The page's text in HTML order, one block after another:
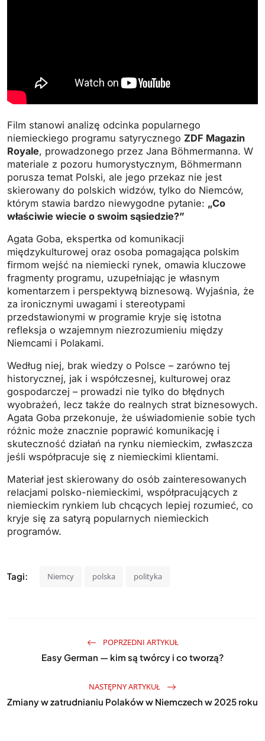
Film stanowi analizę odcinka popularnego
niemieckiego programu satyrycznego ZDF Magazin
Royale, prowadzonego przez Jana Böhmermanna. W
materiale z pozoru humorystycznym, Böhmermann
porusza temat Polski, ale jego przekaz nie jest
skierowany do polskich widzów, tylko do Niemców,
którym stawia bardzo niewygodne pytanie: „Co
właściwie wiecie o swoim sąsiedzie?”
Agata Goba, ekspertka od komunikacji
międzykulturowej oraz osoba pomagająca polskim
firmom wejść na niemiecki rynek, omawia kluczowe
fragmenty programu, uzupełniając je własnym
komentarzem i perspektywą biznesową. Wyjaśnia, że
za ironicznymi uwagami i stereotypami
przedstawionymi w programie kryje się istotna
refleksja o wzajemnym niezrozumieniu między
Niemcami i Polakami.
Według niej, brak wiedzy o Polsce – zarówno tej
historycznej, jak i współczesnej, kulturowej oraz
gospodarczej – prowadzi nie tylko do błędnych
wyobrażeń, lecz także do realnych strat biznesowych.
Agata Goba przekonuje, że uświadomienie sobie tych
różnic może znacznie poprawić komunikację i
skuteczność działań na rynku niemieckim, zwłaszcza
jeśli współpracuje się z niemieckimi klientami.
Materiał jest skierowany do osób zainteresowanych
relacjami polsko-niemieckimi, współpracujących z
niemieckim rynkiem lub chcących lepiej rozumieć, co
kryje się za satyrą popularnych niemieckich
programów.
Tagi: Niemcy polska polityka
POPRZEDNI ARTYKUŁ
Easy German — kim są twórcy i co tworzą?
NASTĘPNY ARTYKUŁ
Zmiany w zatrudnianiu Polaków w Niemczech w 2025 roku